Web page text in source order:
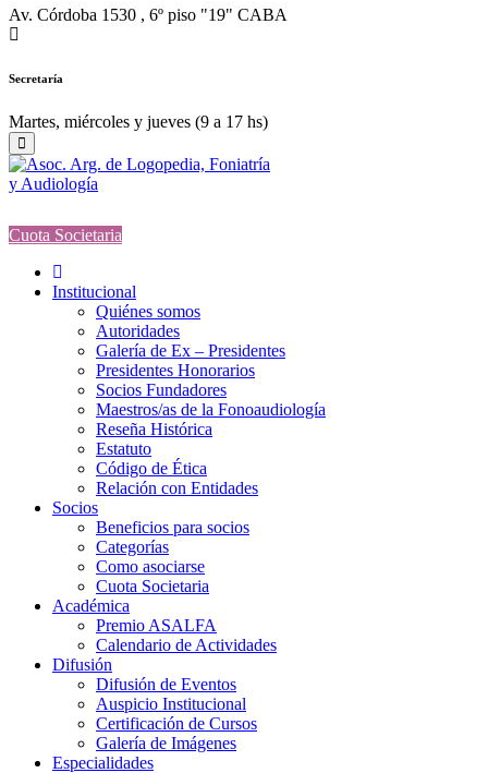
Av. Córdoba 1530 , 6º piso "19" CABA
Secretaría
Martes, miércoles y jueves (9 a 17 hs)
Cuota Societaria
Institucional
Quiénes somos
Autoridades
Galería de Ex – Presidentes
Presidentes Honorarios
Socios Fundadores
Maestros/as de la Fonoaudiología
Reseña Histórica
Estatuto
Código de Ética
Relación con Entidades
Socios
Beneficios para socios
Categorías
Como asociarse
Cuota Societaria
Académica
Premio ASALFA
Calendario de Actividades
Difusión
Difusión de Eventos
Auspicio Institucional
Certificación de Cursos
Galería de Imágenes
Especialidades